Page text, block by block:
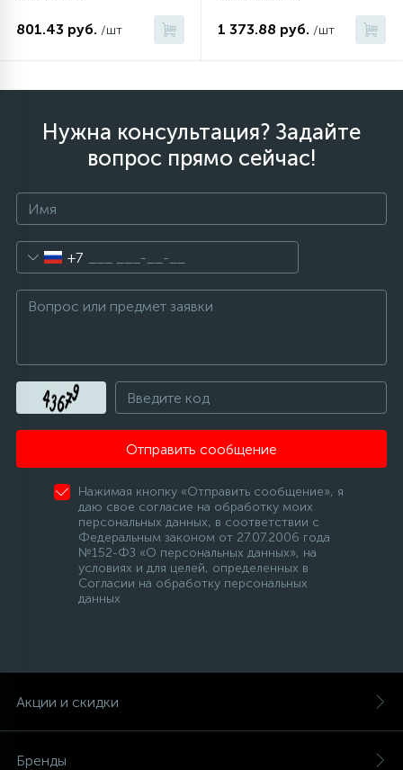
801.43 руб. /шт 1 373.88 руб. /шт
Нужна консультация? Задайте
вопрос прямо сейчас!
+7
Отправить сообщение
Нажимая кнопку «Отправить сообщение», я
даю свое согласие на обработку моих
персональных данных, в соответствии с
Федеральным законом от 27.07.2006 года
№152-ФЗ «О персональных данных», на
условиях и для целей, определенных в
Согласии на обработку персональных
данных
Акции и скидки
Бренды